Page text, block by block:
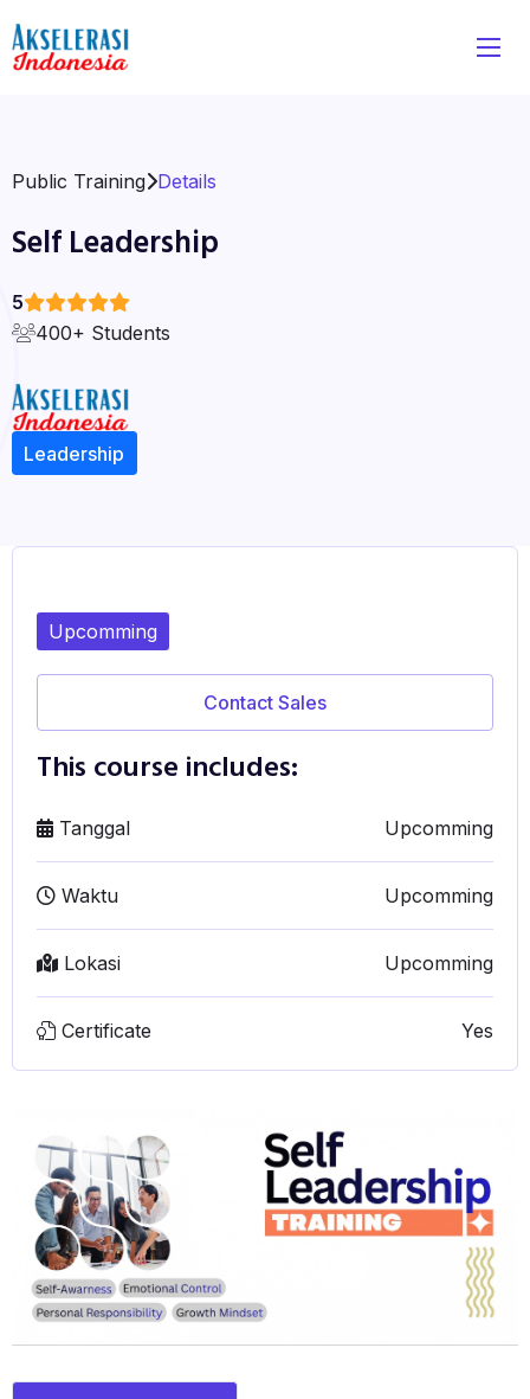
Public Training Details
Self Leadership
5
400+ Students
Leadership
Upcomming
Contact Sales
This course includes:
Tanggal Upcomming
Waktu Upcomming
Lokasi Upcomming
Certificate Yes